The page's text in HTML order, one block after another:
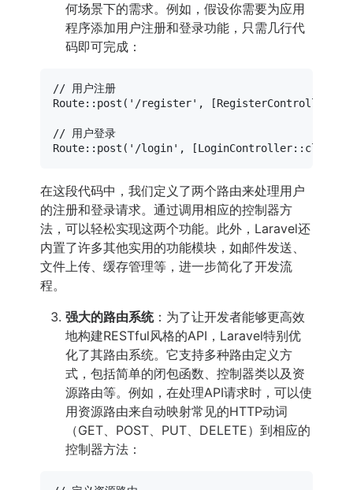
何场景下的需求。例如，假设你需要为应用
程序添加用户注册和登录功能，只需几行代
码即可完成：
// 用户注册
Route:: post ( '/register' , [RegisterController
// 用户登录
Route:: post ( '/login' , [LoginController:: class
在这段代码中，我们定义了两个路由来处理用户
的注册和登录请求。通过调用相应的控制器方
法，可以轻松实现这两个功能。此外，Laravel还
内置了许多其他实用的功能模块，如邮件发送、
文件上传、缓存管理等，进一步简化了开发流
程。
强大的路由系统：为了让开发者能够更高效
地构建RESTful风格的API，Laravel特别优
化了其路由系统。它支持多种路由定义方
式，包括简单的闭包函数、控制器类以及资
源路由等。例如，在处理API请求时，可以使
用资源路由来自动映射常见的HTTP动词
（GET、POST、PUT、DELETE）到相应的
控制器方法：